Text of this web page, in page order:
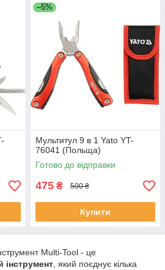
–5%
Мультитул 9 в 1 Yato YT-
76041 (Польща)
Готово до відправки
475 ₴ 500 ₴
Купити
Multi-Tool - це
інструмент , який поєднує кілька